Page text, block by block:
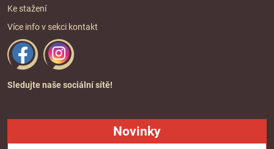
Ke stažení
Více info v sekci kontakt
Sledujte naše sociální sítě!
Novinky